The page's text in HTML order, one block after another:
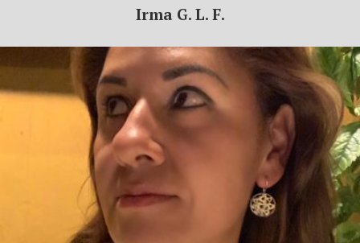
Irma G. L. F.